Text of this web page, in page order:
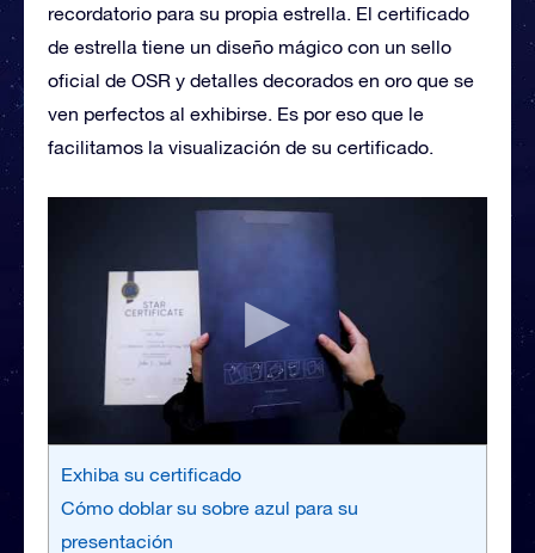
recordatorio para su propia estrella. El certificado
de estrella tiene un diseño mágico con un sello
oficial de OSR y detalles decorados en oro que se
ven perfectos al exhibirse. Es por eso que le
facilitamos la visualización de su certificado.
Exhiba su certificado
Cómo doblar su sobre azul para su
presentación